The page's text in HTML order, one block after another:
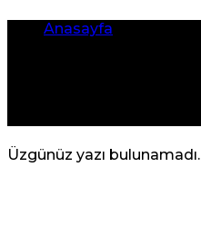
Anasayfa
Üzgünüz yazı bulunamadı.